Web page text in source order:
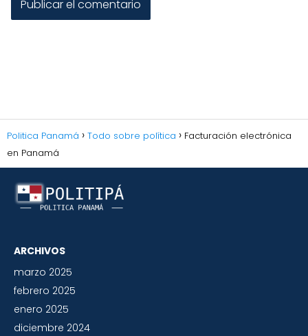
Politica Panamá Todo sobre política
Facturación electrónica
en Panamá
ARCHIVOS
marzo 2025
febrero 2025
enero 2025
diciembre 2024